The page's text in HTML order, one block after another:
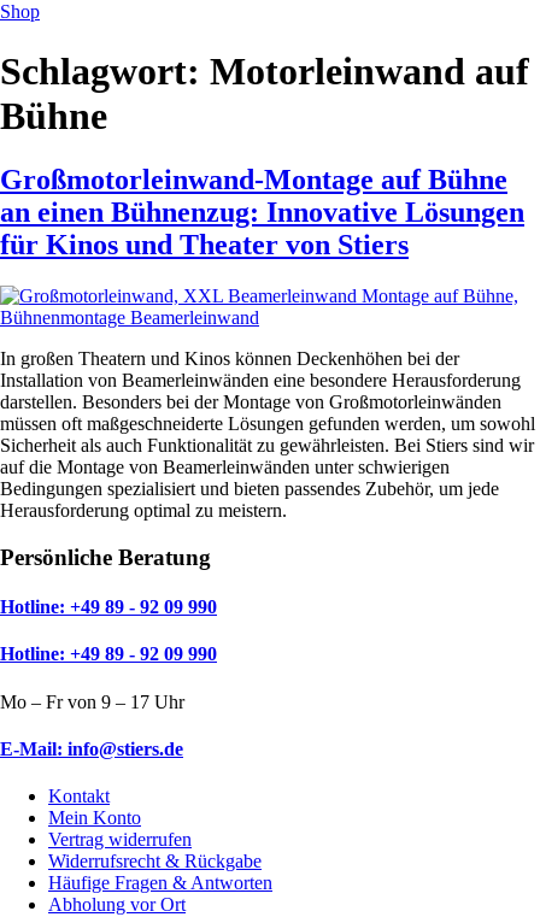
Shop
Schlagwort: Motorleinwand auf
Bühne
Großmotorleinwand-Montage auf Bühne
an einen Bühnenzug: Innovative Lösungen
für Kinos und Theater von Stiers
In großen Theatern und Kinos können Deckenhöhen bei der
Installation von Beamerleinwänden eine besondere Herausforderung
darstellen. Besonders bei der Montage von Großmotorleinwänden
müssen oft maßgeschneiderte Lösungen gefunden werden, um sowohl
Sicherheit als auch Funktionalität zu gewährleisten. Bei Stiers sind wir
auf die Montage von Beamerleinwänden unter schwierigen
Bedingungen spezialisiert und bieten passendes Zubehör, um jede
Herausforderung optimal zu meistern.
Persönliche Beratung
Hotline: +49 89 - 92 09 990
Hotline: +49 89 - 92 09 990
Mo – Fr von 9 – 17 Uhr
E-Mail: info@stiers.de
Kontakt
Mein Konto
Vertrag widerrufen
Widerrufsrecht & Rückgabe
Häufige Fragen & Antworten
Abholung vor Ort